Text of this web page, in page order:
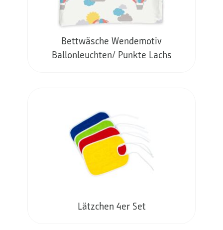
Bettwäsche Wendemotiv
Ballonleuchten/ Punkte Lachs
Lätzchen 4er Set